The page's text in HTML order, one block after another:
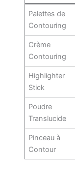
Palettes de
Contouring
Crème
Contouring
Highlighter
Stick
Poudre
Translucide
Pinceau à
Contour